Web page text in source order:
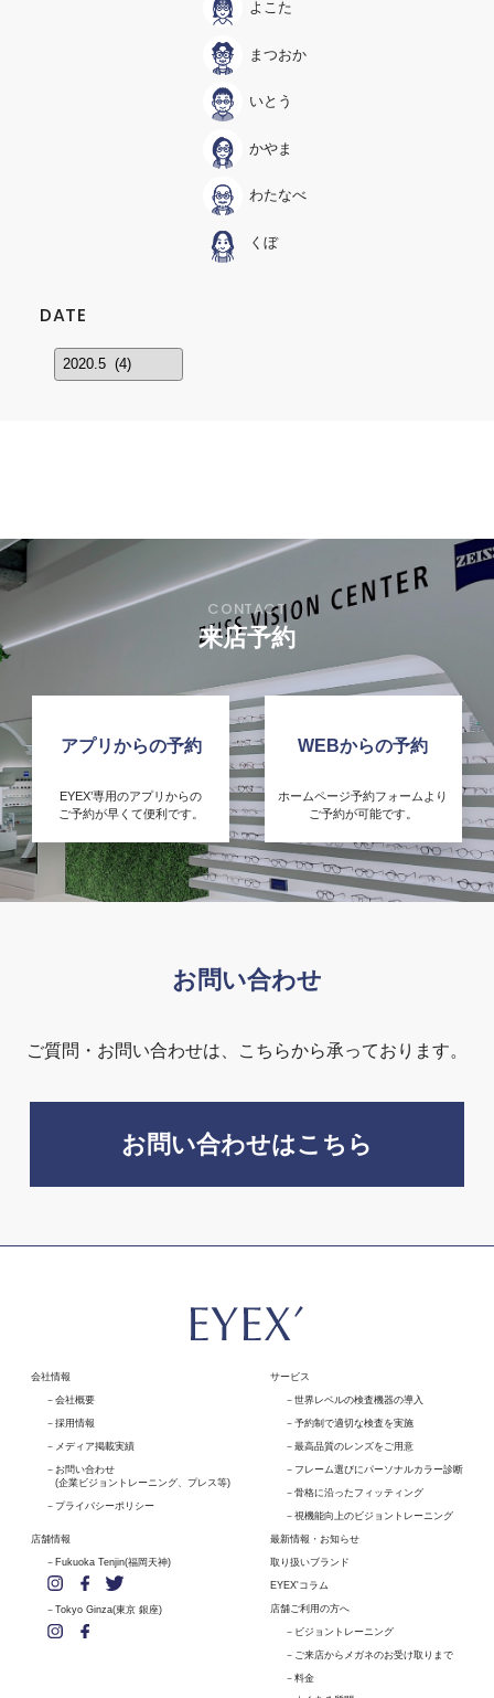
よこた
まつおか
いとう
かやま
わたなべ
くぼ
DATE
来店予約
アプリからの予約
EYEX’専用のアプリからの
ご予約が早くて便利です。
WEBからの予約
ホームページ予約フォームより
ご予約が可能です。
お問い合わせ
ご質問・お問い合わせは、こちらから承っております。
お問い合わせはこちら
会社情報
会社概要
採用情報
メディア掲載実績
お問い合わせ
(企業ビジョントレーニング、プレス等)
プライバシーポリシー
店舗情報
Fukuoka Tenjin(福岡天神)
Tokyo Ginza(東京 銀座)
サービス
世界レベルの検査機器の導入
予約制で適切な検査を実施
最高品質のレンズをご用意
フレーム選びにパーソナルカラー診断
骨格に沿ったフィッティング
視機能向上のビジョントレーニング
最新情報・お知らせ
取り扱いブランド
EYEX'コラム
店舗ご利用の方へ
ビジョントレーニング
ご来店からメガネのお受け取りまで
料金